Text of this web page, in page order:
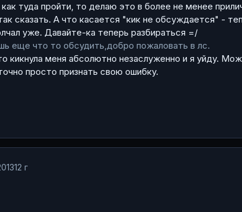
туда пройти, то делаю это в более не менее
сказать. А что касается "кик не обсуждается" -
уже. Давайте-ка теперь разбираться =/
еще что то обсудить,добро пожаловать в лс.
кикнула меня абсолютно незаслуженно и я уйду.
просто признать свою ошибку.
12 г